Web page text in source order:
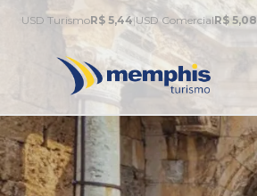
USD TurismoR$ 5,44|USD ComercialR$ 5,08